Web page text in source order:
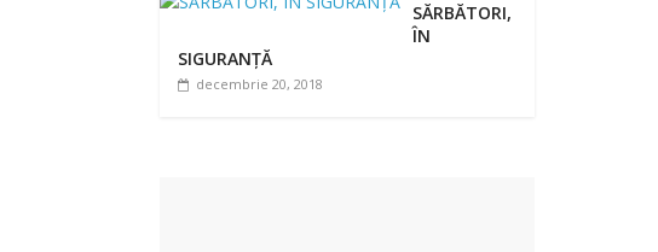
SĂRBĂTORI,
ÎN
SIGURANȚĂ
decembrie 20, 2018